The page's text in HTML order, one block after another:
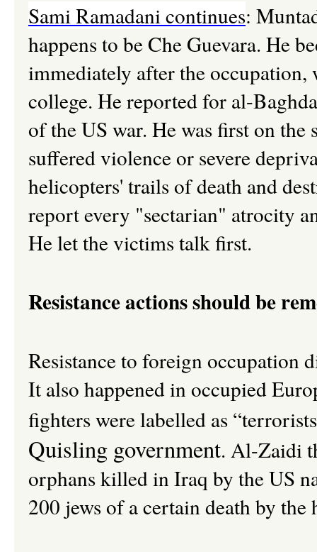
Sami Ramadani continues:
happens to be Che Guevara. He
immediately after the
college. He reported for al-
of the US war. He was first on the
suffered violence or severe
helicopters' trails of death and
report every "sectarian" atrocity
He let the victims talk first.
Resistance actions should be
Resistance to foreign occupation
It also happened in occupied
fighters were labelled as
Quisling government. Al-Zaidi
orphans killed in Iraq by the US
200 jews of a certain death by the